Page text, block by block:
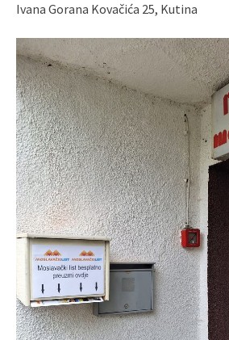
Ivana Gorana Kovačića 25, Kutina